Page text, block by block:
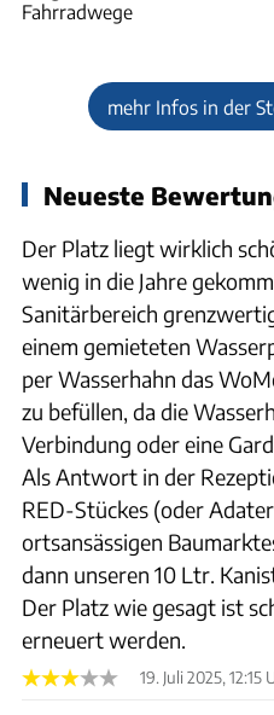
Fahrradwege
mehr Infos in der
Neueste
Der Platz liegt wirklich
wenig in die Jahre
Sanitärbereich
einem gemieteten
per Wasserhahn das
zu befüllen, da die
Verbindung oder eine
Als Antwort in der
RED-Stückes (oder
ortsansässigen
dann unseren 10 Ltr.
Der Platz wie gesagt ist
erneuert werden.
19. Juli 2025, 12:15